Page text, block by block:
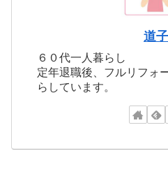
道子
６０代一人暮らし
定年退職後、フルリフォ
らしています。